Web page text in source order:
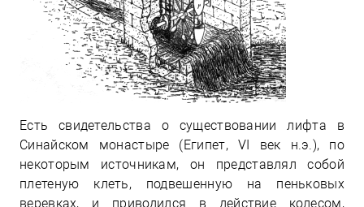
Есть свидетельства о существовании лифта в
Синайском монастыре (Египет, VI век н.э.), по
некоторым источникам, он представлял собой
плетеную клеть, подвешенную на пеньковых
веревках, и приводился в действие колесом,